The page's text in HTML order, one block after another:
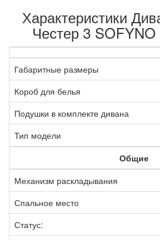
Характеристики
Честер 3
Габаритные размеры
Короб для белья
Подушки в комплекте дивана
Тип модели
Общие
Механизм раскладывания
Спальное место
Статус: